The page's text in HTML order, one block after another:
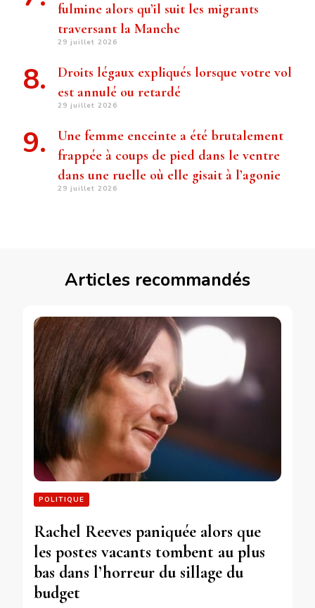
fulmine alors qu’il suit les migrants
traversant la Manche
29 juillet 2026
Droits légaux expliqués lorsque votre vol
est annulé ou retardé
29 juillet 2026
Une femme enceinte a été brutalement
frappée à coups de pied dans le ventre
dans une ruelle où elle gisait à l’agonie
29 juillet 2026
Articles recommandés
POLITIQUE
Rachel Reeves paniquée alors que
les postes vacants tombent au plus
bas dans l’horreur du sillage du
budget